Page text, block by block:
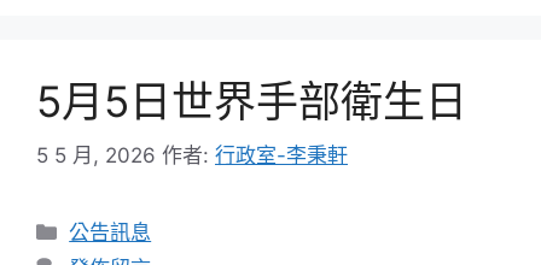
5月5日世界手部衛生日
5 5 月, 2026 作者: 行政室-李秉軒
分
類
公告訊息